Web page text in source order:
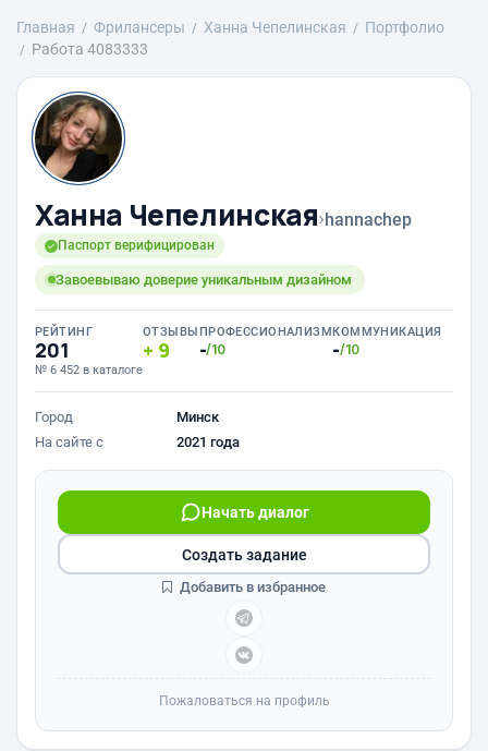
Главная Фрилансеры Ханна Чепелинская
Портфолио
Работа 4083333
Ханна Чепелинская›hannachep
Паспорт верифицирован
Завоевываю доверие уникальным дизайном
РЕЙТИНГ
201
№ 6 452 в каталоге
ОТЗЫВЫ
9
ПРОФЕССИОНАЛИЗМ
-/10
КОММУНИКАЦИЯ
-/10
Город
Минск
На сайте с
2021 года
Начать диалог
Создать задание
Добавить в избранное
Пожаловаться на профиль